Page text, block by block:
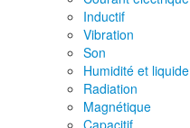
Inductif
Vibration
Son
Humidité et liquide
Radiation
Magnétique